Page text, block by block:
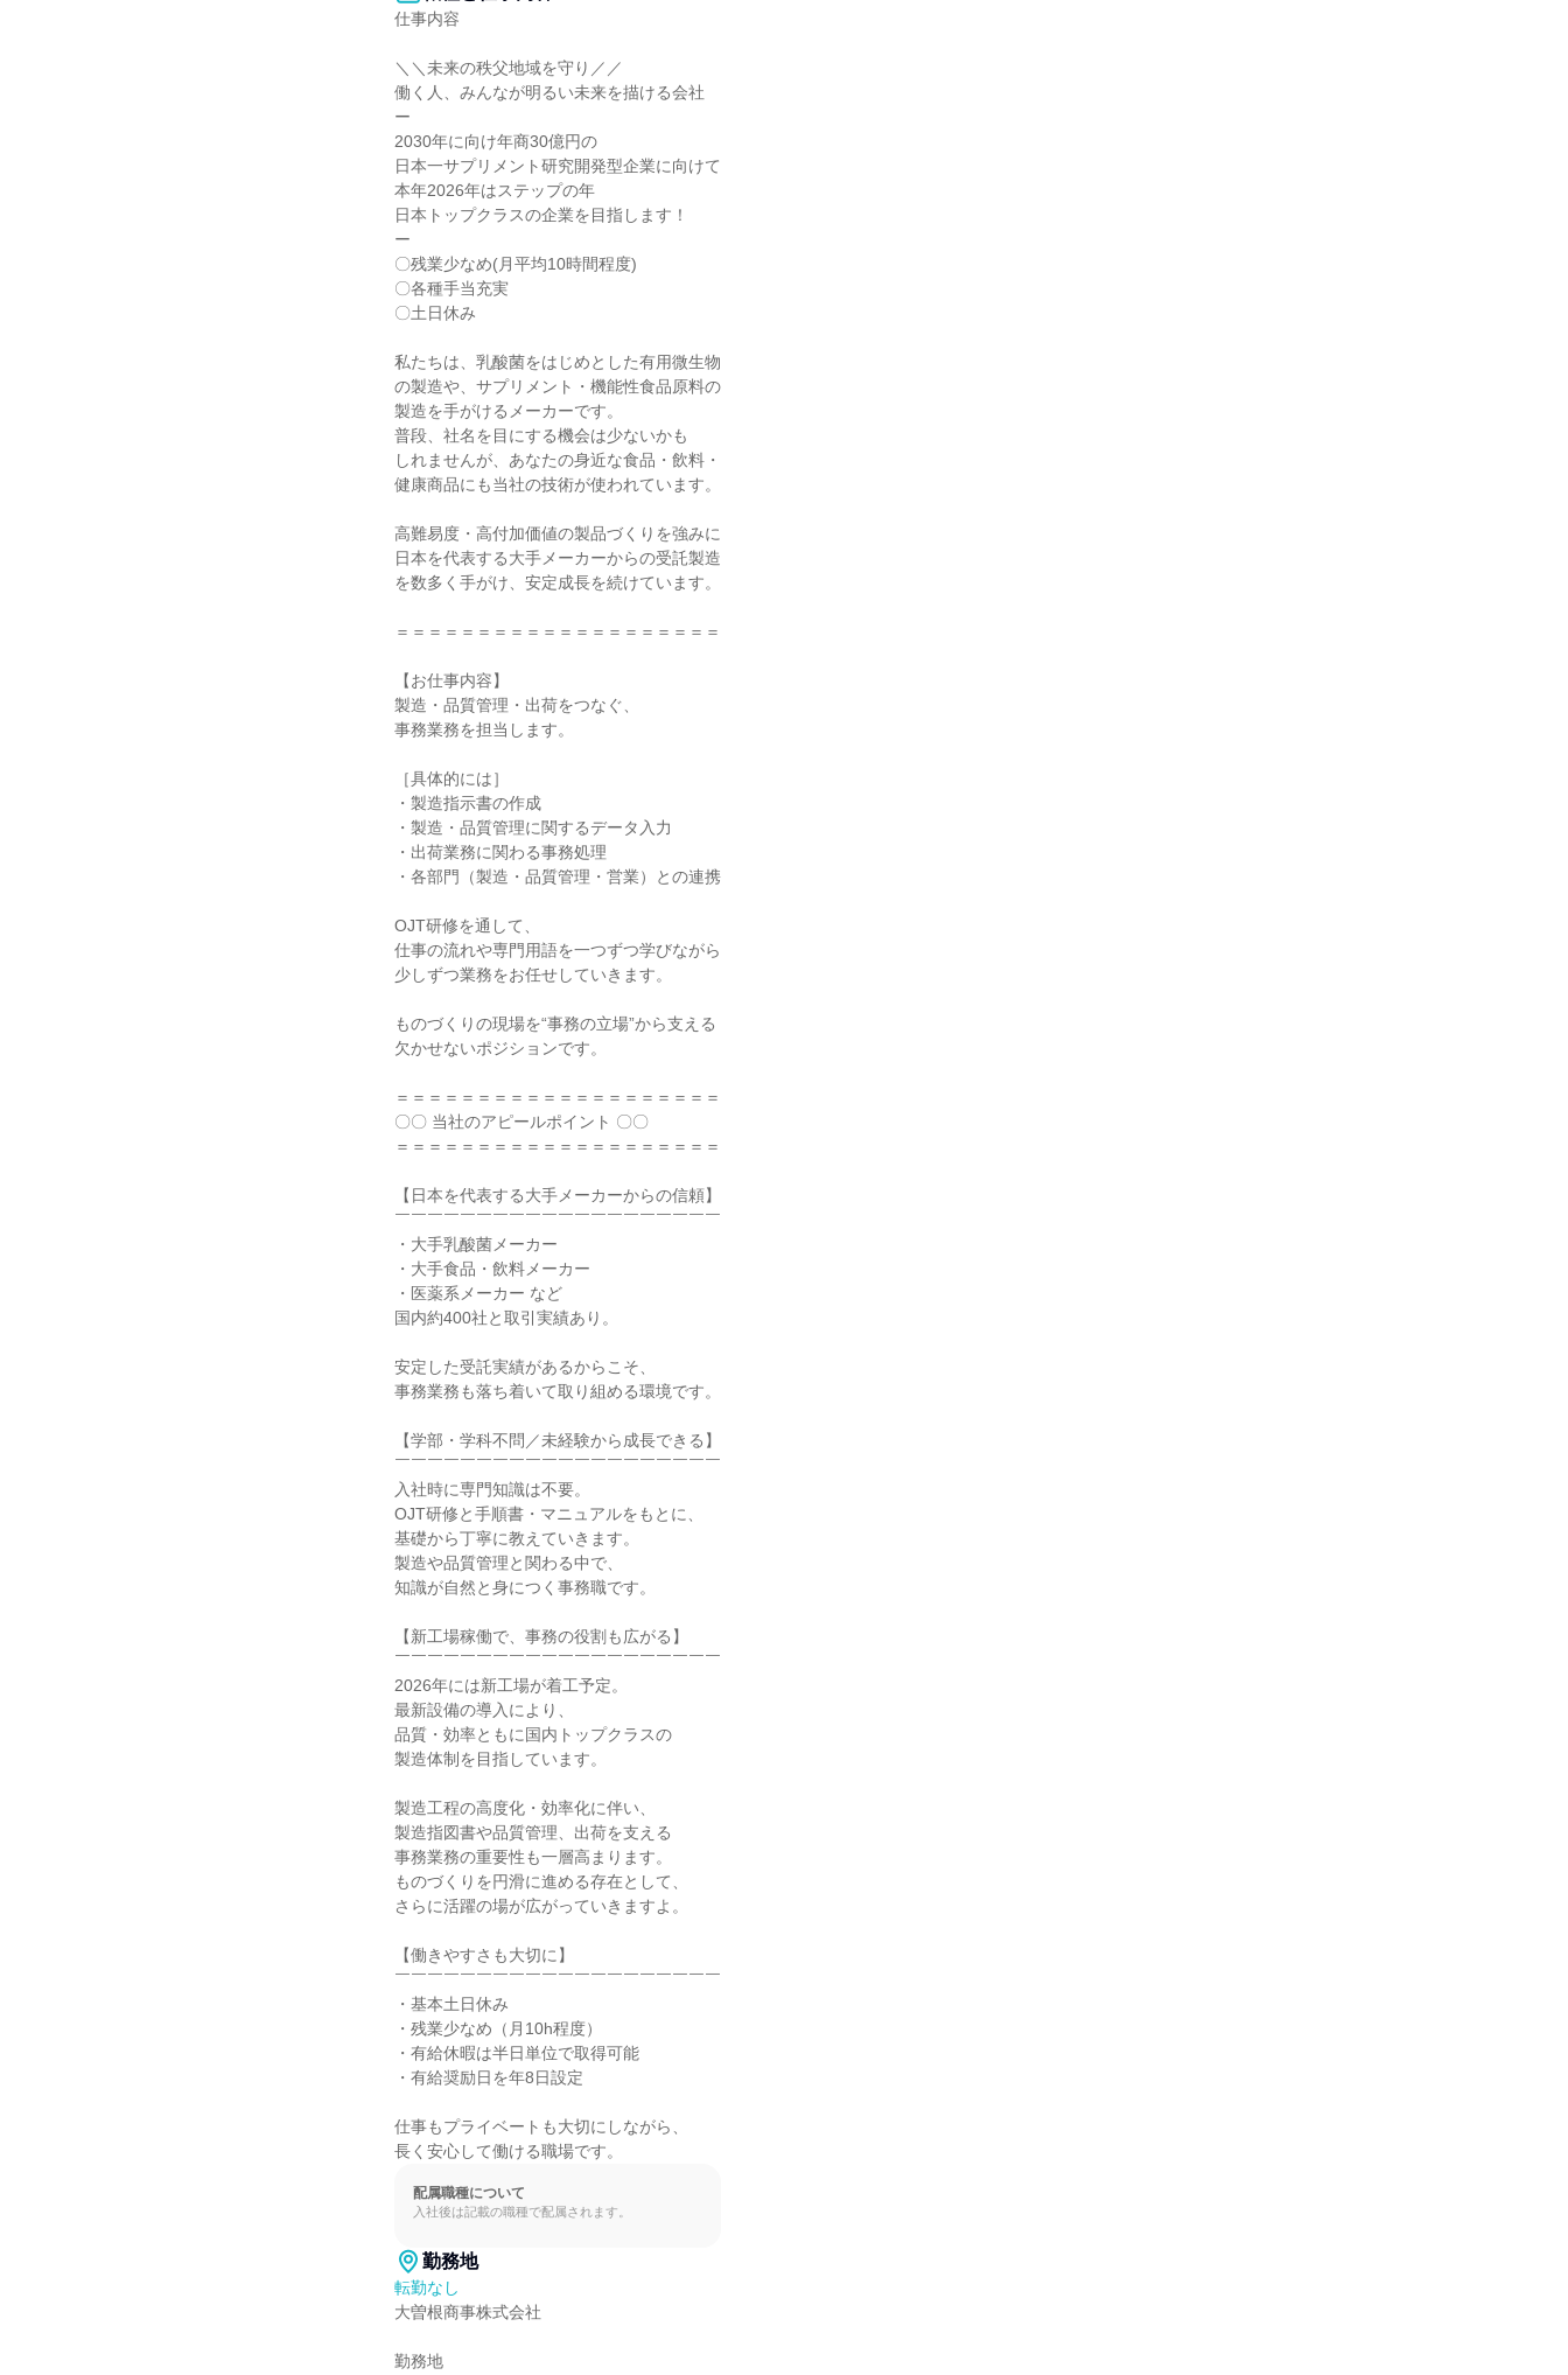
仕事内容
＼＼未来の秩父地域を守り／／
働く人、みんなが明るい未来を描ける会社
ー
2030年に向け年商30億円の
日本一サプリメント研究開発型企業に向けて
本年2026年はステップの年
日本トップクラスの企業を目指します！
ー
〇残業少なめ(月平均10時間程度)
〇各種手当充実
〇土日休み
私たちは、乳酸菌をはじめとした有用微生物
の製造や、サプリメント・機能性食品原料の
製造を手がけるメーカーです。
普段、社名を目にする機会は少ないかも
しれませんが、あなたの身近な食品・飲料・
健康商品にも当社の技術が使われています。
高難易度・高付加価値の製品づくりを強みに
日本を代表する大手メーカーからの受託製造
を数多く手がけ、安定成長を続けています。
＝＝＝＝＝＝＝＝＝＝＝＝＝＝＝＝＝＝＝＝
【お仕事内容】
製造・品質管理・出荷をつなぐ、
事務業務を担当します。
［具体的には］
・製造指示書の作成
・製造・品質管理に関するデータ入力
・出荷業務に関わる事務処理
・各部門（製造・品質管理・営業）との連携
OJT研修を通して、
仕事の流れや専門用語を一つずつ学びながら
少しずつ業務をお任せしていきます。
ものづくりの現場を“事務の立場”から支える
欠かせないポジションです。
＝＝＝＝＝＝＝＝＝＝＝＝＝＝＝＝＝＝＝＝
〇〇 当社のアピールポイント 〇〇
＝＝＝＝＝＝＝＝＝＝＝＝＝＝＝＝＝＝＝＝
【日本を代表する大手メーカーからの信頼】
￣￣￣￣￣￣￣￣￣￣￣￣￣￣￣￣￣￣￣￣
・大手乳酸菌メーカー
・大手食品・飲料メーカー
・医薬系メーカー など
国内約400社と取引実績あり。
安定した受託実績があるからこそ、
事務業務も落ち着いて取り組める環境です。
【学部・学科不問／未経験から成長できる】
￣￣￣￣￣￣￣￣￣￣￣￣￣￣￣￣￣￣￣￣
入社時に専門知識は不要。
OJT研修と手順書・マニュアルをもとに、
基礎から丁寧に教えていきます。
製造や品質管理と関わる中で、
知識が自然と身につく事務職です。
【新工場稼働で、事務の役割も広がる】
￣￣￣￣￣￣￣￣￣￣￣￣￣￣￣￣￣￣￣￣
2026年には新工場が着工予定。
最新設備の導入により、
品質・効率ともに国内トップクラスの
製造体制を目指しています。
製造工程の高度化・効率化に伴い、
製造指図書や品質管理、出荷を支える
事務業務の重要性も一層高まります。
ものづくりを円滑に進める存在として、
さらに活躍の場が広がっていきますよ。
【働きやすさも大切に】
￣￣￣￣￣￣￣￣￣￣￣￣￣￣￣￣￣￣￣￣
・基本土日休み
・残業少なめ（月10h程度）
・有給休暇は半日単位で取得可能
・有給奨励日を年8日設定
仕事もプライベートも大切にしながら、
長く安心して働ける職場です。
配属職種について
入社後は記載の職種で配属されます。
勤務地
転勤なし
大曽根商事株式会社
勤務地